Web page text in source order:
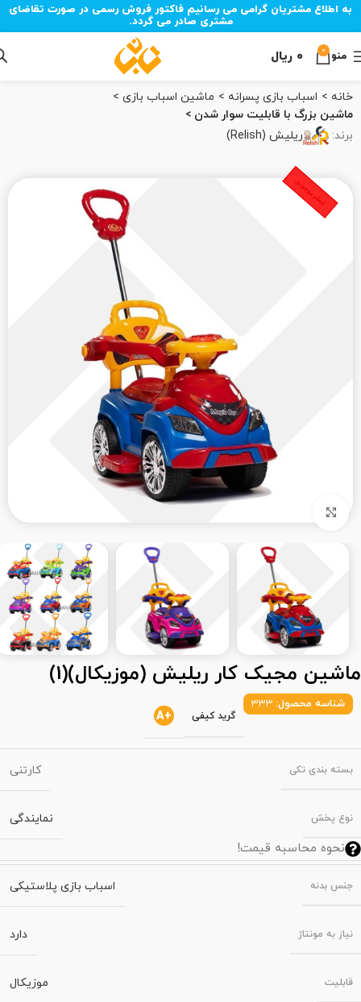
به اطلاع مشتریان گرامی می رسانیم فاکتور فروش رسمی در صورت تقاضای
مشتری صادر می گردد.
منو 0 ۰ ریال
خانه اسباب بازی پسرانه
ماشین اسباب بازی
ماشین بزرگ با قابلیت سوار شدن
برند:
ریلیش (Relish)
اتمام موجودی
ماشین مجیک کار ریلیش (موزیکال)(1)
شناسه محصول: 333
گرید کیفی +A
بسته‌ بندی تکی کارتنی
نوع پخش نمایندگی
نحوه محاسبه قیمت!
جنس بدنه اسباب بازی پلاستیکی
نیاز به مونتاژ دارد
قابلیت موزیکال